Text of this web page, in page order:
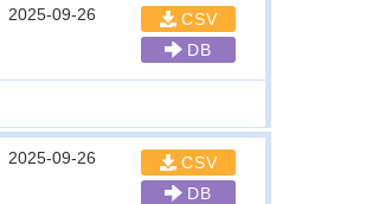
2025-09-26
CSV
DB
2025-09-26
CSV
DB